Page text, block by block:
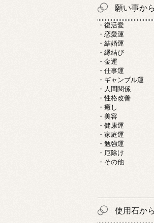
願い事か
・復活愛
・恋愛運
・結婚運
・縁結び
・金運
・仕事運
・ギャンブル運
・人間関係
・性格改善
・癒し
・美容
・健康運
・家庭運
・勉強運
・厄除け
・その他
使用石か